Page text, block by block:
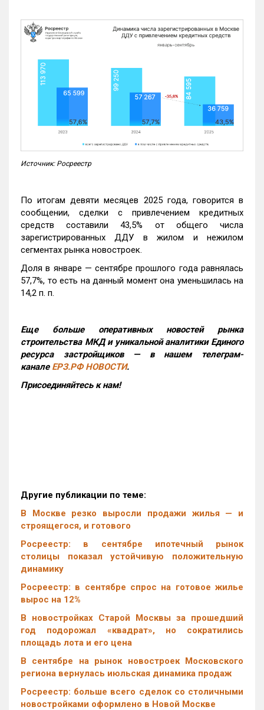
Источник: Росреестр
По итогам девяти месяцев 2025 года, говорится в
сообщении, сделки с привлечением кредитных
средств составили 43,5% от общего числа
зарегистрированных ДДУ в жилом и нежилом
сегментах рынка новостроек.
Доля в январе — сентябре прошлого года равнялась
57,7%, то есть на данный момент она уменьшилась на
14,2 п. п.
Еще больше оперативных новостей рынка
строительства МКД и уникальной аналитики Единого
ресурса застройщиков — в нашем телеграм-
канале ЕРЗ.РФ НОВОСТИ.
Присоединяйтесь к нам!
Другие публикации по теме:
В Москве резко выросли продажи жилья — и
строящегося, и готового
Росреестр: в сентябре ипотечный рынок
столицы показал устойчивую положительную
динамику
Росреестр: в сентябре спрос на готовое жилье
вырос на 12%
В новостройках Старой Москвы за прошедший
год подорожал «квадрат», но сократились
площадь лота и его цена
В сентябре на рынок новостроек Московского
региона вернулась июльская динамика продаж
Росреестр: больше всего сделок со столичными
новостройками оформлено в Новой Москве